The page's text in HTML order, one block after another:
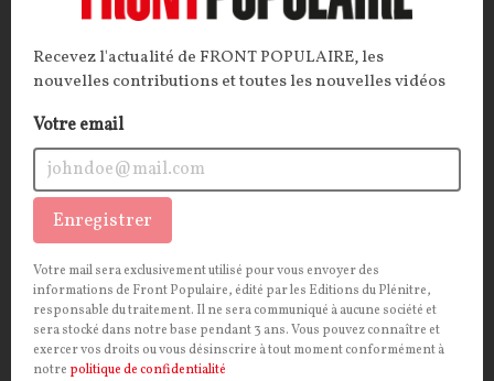
INTERNATIONALTÉLÉCOMS
Comment l’Eurogroupe compte remplir les
coffres de Bruxelles
Recevez l'actualité de FRONT POPULAIRE, les
nouvelles contributions et toutes les nouvelles vidéos
Votre email
Enregistrer
Votre mail sera exclusivement utilisé pour vous envoyer des
informations de Front Populaire, édité par les Editions du Plénitre,
responsable du traitement. Il ne sera communiqué à aucune société et
sera stocké dans notre base pendant 3 ans. Vous pouvez connaître et
exercer vos droits ou vous désinscrire à tout moment conformément à
notre politique de confidentialité